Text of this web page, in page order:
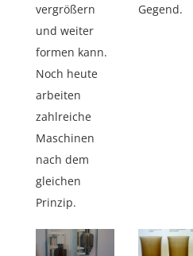
vergrößern
und weiter
formen kann.
Noch heute
arbeiten
zahlreiche
Maschinen
nach dem
gleichen
Prinzip.
Gegend.